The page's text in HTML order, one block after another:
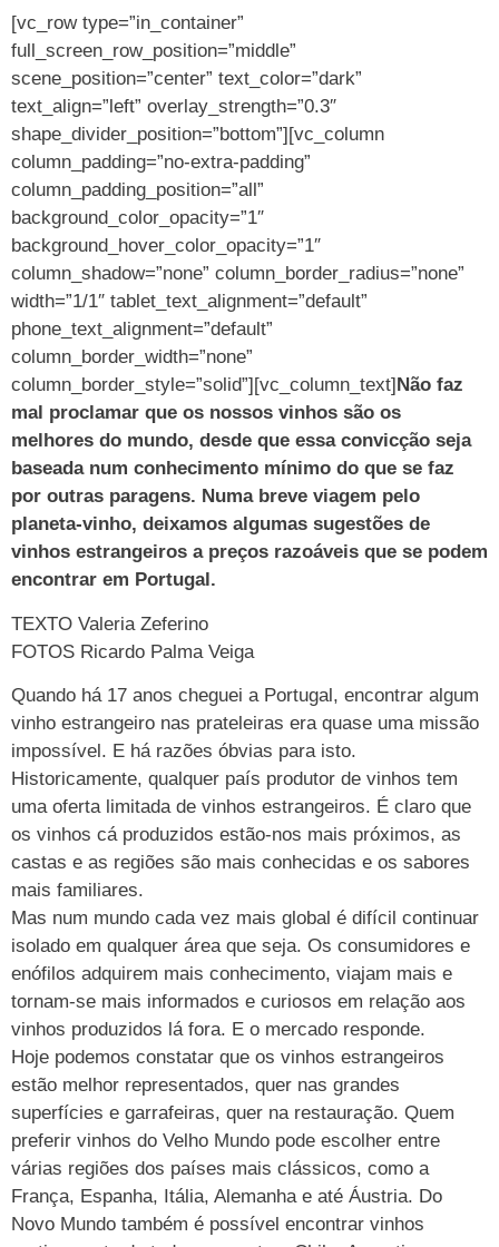
[vc_row type=”in_container”
full_screen_row_position=”middle”
scene_position=”center” text_color=”dark”
text_align=”left” overlay_strength=”0.3″
shape_divider_position=”bottom”][vc_column
column_padding=”no-extra-padding”
column_padding_position=”all”
background_color_opacity=”1″
background_hover_color_opacity=”1″
column_shadow=”none” column_border_radius=”none”
width=”1/1″ tablet_text_alignment=”default”
phone_text_alignment=”default”
column_border_width=”none”
column_border_style=”solid”][vc_column_text]Não faz
mal proclamar que os nossos vinhos são os
melhores do mundo, desde que essa convicção seja
baseada num conhecimento mínimo do que se faz
por outras paragens. Numa breve viagem pelo
planeta-vinho, deixamos algumas sugestões de
vinhos estrangeiros a preços razoáveis que se podem
encontrar em Portugal.
TEXTO Valeria Zeferino
FOTOS Ricardo Palma Veiga
Quando há 17 anos cheguei a Portugal, encontrar algum
vinho estrangeiro nas prateleiras era quase uma missão
impossível. E há razões óbvias para isto.
Historicamente, qualquer país produtor de vinhos tem
uma oferta limitada de vinhos estrangeiros. É claro que
os vinhos cá produzidos estão-nos mais próximos, as
castas e as regiões são mais conhecidas e os sabores
mais familiares.
Mas num mundo cada vez mais global é difícil continuar
isolado em qualquer área que seja. Os consumidores e
enófilos adquirem mais conhecimento, viajam mais e
tornam-se mais informados e curiosos em relação aos
vinhos produzidos lá fora. E o mercado responde.
Hoje podemos constatar que os vinhos estrangeiros
estão melhor representados, quer nas grandes
superfícies e garrafeiras, quer na restauração. Quem
preferir vinhos do Velho Mundo pode escolher entre
várias regiões dos países mais clássicos, como a
França, Espanha, Itália, Alemanha e até Áustria. Do
Novo Mundo também é possível encontrar vinhos